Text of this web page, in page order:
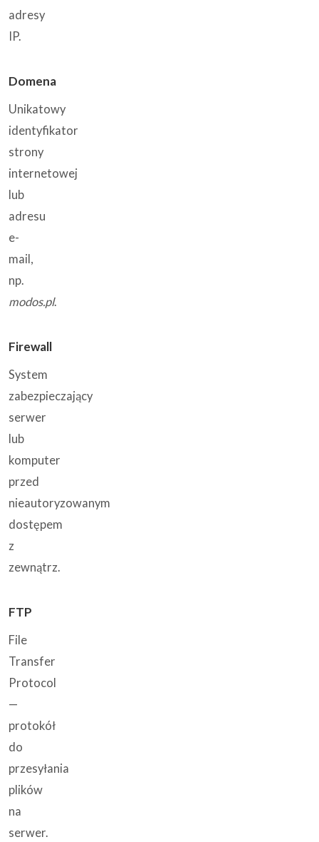
adresy
IP.
Domena
Unikatowy
identyfikator
strony
internetowej
lub
adresu
e-
mail,
np.
modos.pl.
Firewall
System
zabezpieczający
serwer
lub
komputer
przed
nieautoryzowanym
dostępem
z
zewnątrz.
FTP
File
Transfer
Protocol
—
protokół
do
przesyłania
plików
na
serwer.